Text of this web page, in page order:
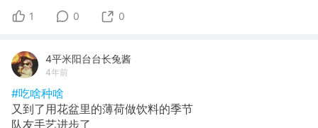
1 0 0
4平米阳台台长兔酱
4年前
#吃啥种啥
又到了用花盆里的薄荷做饮料的季节
队友手艺进步了